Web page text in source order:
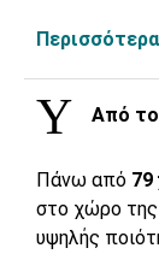
Περισσότερα
Από
Πάνω από 79
στο χώρο της
υψηλής